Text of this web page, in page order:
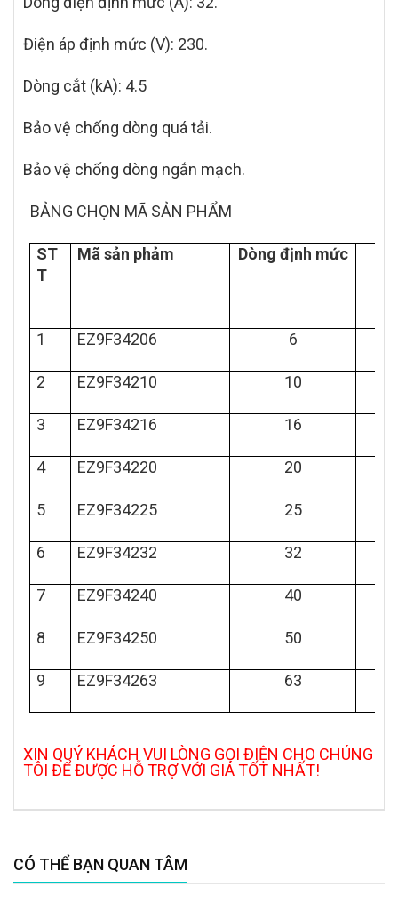
Điện áp định mức (V): 230.
Dòng cắt (kA): 4.5
Bảo vệ chống dòng quá tải.
Bảo vệ chống dòng ngắn mạch.
BẢNG CHỌN MÃ SẢN PHẨM
ST
T
Mã sản phảm Dòng định mức
1 EZ9F34206 6
2 EZ9F34210 10
3 EZ9F34216 16
4 EZ9F34220 20
5 EZ9F34225 25
6 EZ9F34232 32
7 EZ9F34240 40
8 EZ9F34250 50
9 EZ9F34263 63
XIN QUÝ KHÁCH VUI LÒNG GỌI ĐIỆN CHO CHÚNG
TÔI ĐỂ ĐƯỢC HỖ TRỢ VỚI GIÁ TỐT NHẤT!
CÓ THỂ BẠN QUAN TÂM